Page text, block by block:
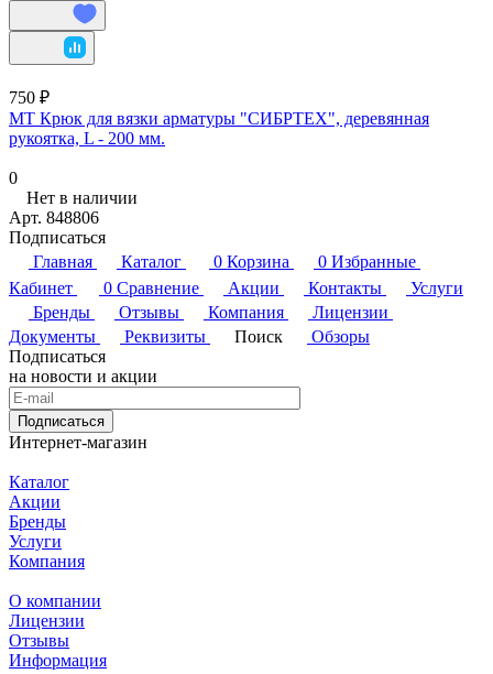
750 ₽
МТ Крюк для вязки арматуры "СИБРТЕХ", деревянная
рукоятка, L - 200 мм.
0
Нет в наличии
Арт. 848806
Подписаться
Главная
Каталог 0 Корзина 0 Избранные
Кабинет
0 Сравнение Акции Контакты
Услуги
Бренды
Отзывы Компания
Лицензии
Документы
Реквизиты Поиск
Обзоры
Подписаться
на новости и акции
Подписаться
Интернет-магазин
Каталог
Акции
Бренды
Услуги
Компания
О компании
Лицензии
Отзывы
Информация